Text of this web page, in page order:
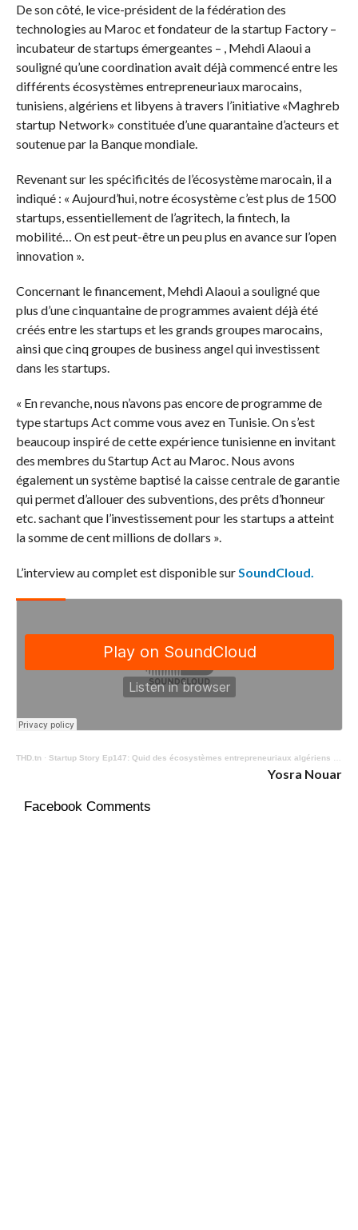
De son côté, le vice-président de la fédération des
technologies au Maroc et fondateur de la startup Factory –
incubateur de startups émergeantes – , Mehdi Alaoui a
souligné qu’une coordination avait déjà commencé entre les
différents écosystèmes entrepreneuriaux marocains,
tunisiens, algériens et libyens à travers l’initiative «Maghreb
startup Network» constituée d’une quarantaine d’acteurs et
soutenue par la Banque mondiale.
Revenant sur les spécificités de l’écosystème marocain, il a
indiqué : « Aujourd’hui, notre écosystème c’est plus de 1500
startups, essentiellement de l’agritech, la fintech, la
mobilité… On est peut-être un peu plus en avance sur l’open
innovation ».
Concernant le financement, Mehdi Alaoui a souligné que
plus d’une cinquantaine de programmes avaient déjà été
créés entre les startups et les grands groupes marocains,
ainsi que cinq groupes de business angel qui investissent
dans les startups.
« En revanche, nous n’avons pas encore de programme de
type startups Act comme vous avez en Tunisie. On s’est
beaucoup inspiré de cette expérience tunisienne en invitant
des membres du Startup Act au Maroc. Nous avons
également un système baptisé la caisse centrale de garantie
qui permet d’allouer des subventions, des prêts d’honneur
etc. sachant que l’investissement pour les startups a atteint
la somme de cent millions de dollars ».
L’interview au complet est disponible surSoundCloud.
THD.tn· Startup Story Ep147: Quid des écosystèmes entrepreneuriaux algériens et marocains ?
Yosra Nouar
Facebook Comments